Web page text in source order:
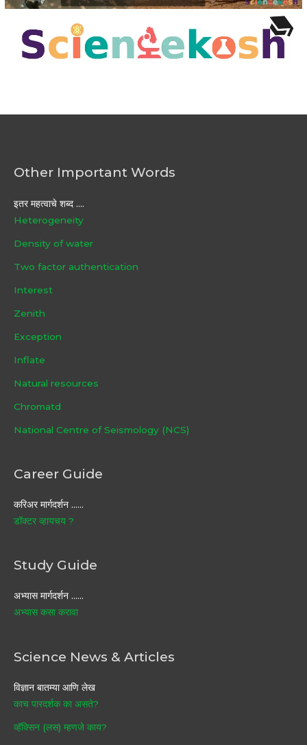
Other Important Words
इतर महत्वाचे शब्द ....
Heterogeneity
Density of water
Two factor authentication
Interest
Zenith
Exception
Inflate
Natural resources
Chromatd
National Centre of Seismology (NCS)
Career Guide
करिअर मार्गदर्शन ……
डॉक्टर व्हायचय ?
Study Guide
अभ्यास मार्गदर्शन ……
अभ्यास कसा करावा
Science News & Articles
विज्ञान बातम्या आणि लेख
काच पारदर्शक का असते?
व्हॅक्सिन (लस) म्हणजे काय?